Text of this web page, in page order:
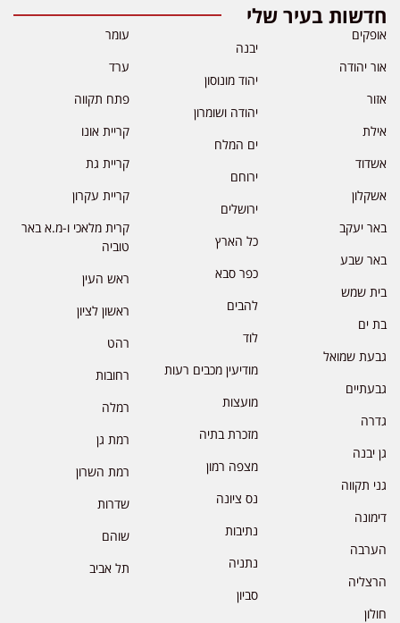
חדשות בעיר שלי
אופקים
אור יהודה
אזור
אילת
אשדוד
אשקלון
באר יעקב
באר שבע
בית שמש
בת ים
גבעת שמואל
גבעתיים
גדרה
גן יבנה
גני תקווה
דימונה
הערבה
הרצליה
חולון
יבנה
יהוד מונוסון
יהודה ושומרון
ים המלח
ירוחם
ירושלים
כל הארץ
כפר סבא
להבים
לוד
מודיעין מכבים רעות
מועצות
מזכרת בתיה
מצפה רמון
נס ציונה
נתיבות
נתניה
סביון
עומר
ערד
פתח תקווה
קריית אונו
קריית גת
קריית עקרון
קרית מלאכי ו-מ.א באר
טוביה
ראש העין
ראשון לציון
רהט
רחובות
רמלה
רמת גן
רמת השרון
שדרות
שוהם
תל אביב